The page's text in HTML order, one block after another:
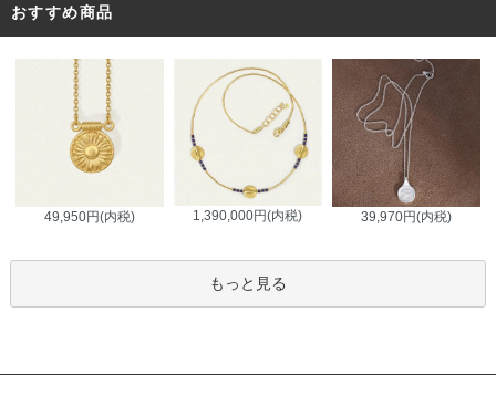
おすすめ商品
49,950円(内税) 1,390,000円(内税) 39,970円(内税)
もっと見る